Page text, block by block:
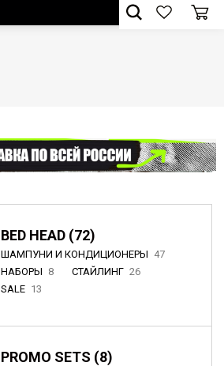
BED HEAD (72)
ШАМПУНИ И КОНДИЦИОНЕРЫ 47
НАБОРЫ 8 СТАЙЛИНГ 26
SALE 13
PROMO SETS (8)